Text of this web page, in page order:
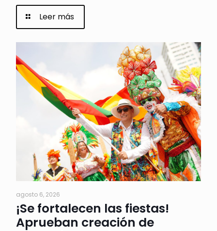
Leer más
agosto 6, 2026
¡Se fortalecen las fiestas!
Aprueban creación de